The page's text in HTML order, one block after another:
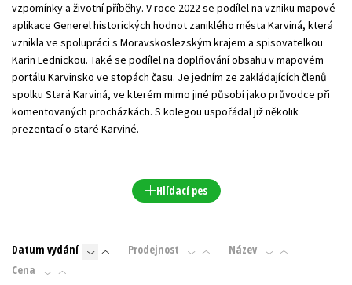
vzpomínky a životní příběhy. V roce 2022 se podílel na vzniku mapové
aplikace Generel historických hodnot zaniklého města Karviná, která
vznikla ve spolupráci s Moravskoslezským krajem a spisovatelkou
Karin Lednickou. Také se podílel na doplňování obsahu v mapovém
portálu Karvinsko ve stopách času. Je jedním ze zakládajících členů
spolku Stará Karviná, ve kterém mimo jiné působí jako průvodce při
komentovaných procházkách. S kolegou uspořádal již několik
prezentací o staré Karviné.
Hlídací pes
Datum vydání Prodejnost
Název
Cena